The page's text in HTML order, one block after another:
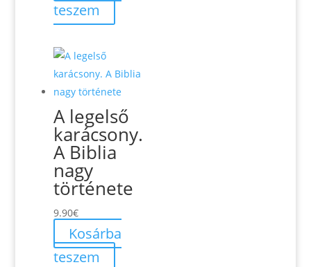
teszem
A legelső
karácsony.
A Biblia
nagy
története
9.90€
Kosárba
teszem